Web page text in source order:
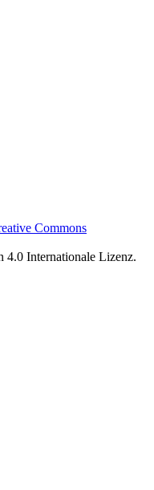
Commons
4.0 Internationale Lizenz.